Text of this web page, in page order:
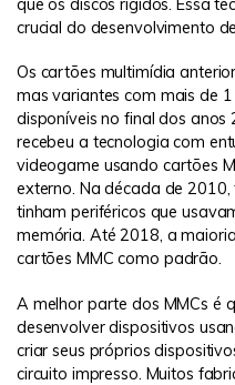
que os discos rígidos. Essa
crucial do desenvolvimento
Os cartões multimídia
mas variantes com mais de
disponíveis no final dos
recebeu a tecnologia com
videogame usando cartões
externo. Na década de
tinham periféricos que
memória. Até 2018, a
cartões MMC como padrão.
A melhor parte dos MMCs é
desenvolver dispositivos
criar seus próprios
circuito impresso. Muitos